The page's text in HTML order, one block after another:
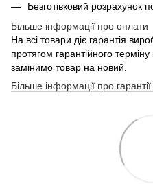
Безготівковий розрахунок
Більше інформації про оплати
На всі товари діє гарантія
протягом гарантійного
замінимо товар на новий.
Більше інформації про гарантії